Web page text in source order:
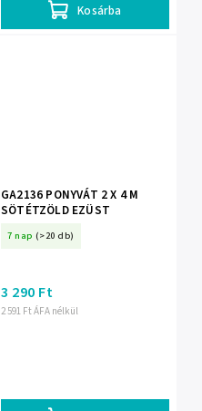
Kosárba
GA2136 PONYVÁT 2 X 4 M
SÖTÉTZÖLD EZÜST
7 nap (>20 db)
2 591 Ft ÁFA nélkül
3 290 Ft